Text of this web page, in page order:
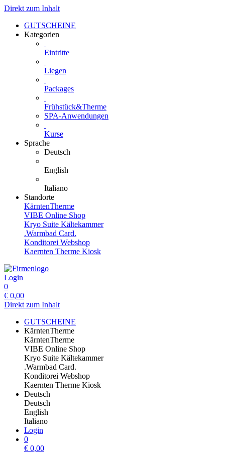
Direkt zum Inhalt
GUTSCHEINE
Kategorien
Eintritte
Liegen
Packages
Frühstück&Therme
SPA-Anwendungen
Kurse
Sprache
Deutsch
English
Italiano
Standorte
KärntenTherme
VIBE Online Shop
Kryo Suite Kältekammer
.Warmbad Card.
Konditorei Webshop
Kaernten Therme Kiosk
Login
0
€ 0,00
Direkt zum Inhalt
GUTSCHEINE
KärntenTherme
KärntenTherme
VIBE Online Shop
Kryo Suite Kältekammer
.Warmbad Card.
Konditorei Webshop
Kaernten Therme Kiosk
Deutsch
Deutsch
English
Italiano
Login
0
€ 0,00